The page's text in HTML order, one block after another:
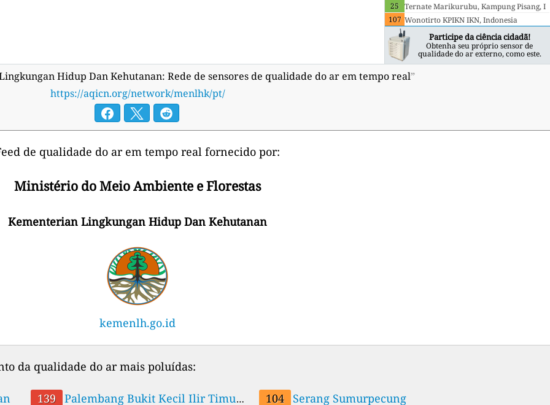
25 Ternate Marikurubu, Kampung Pisang, I
ndonesia
107 Wonotirto KPIKN IKN, Indonesia
Participe da ciência cidadã!
Obtenha seu próprio sensor de
qualidade do ar externo, como este.
Hidup Dan Kehutanan: Rede de sensores de qualidade do ar em tempo real”
https://aqicn.org/network/menlhk/pt/
de qualidade do ar em tempo real fornecido por:
Ministério do Meio Ambiente e Florestas
Kementerian Lingkungan Hidup Dan Kehutanan
kemenlh.go.id
da qualidade do ar mais poluídas:
Kayuringinjaya
139 Palembang Bukit Kecil Ilir Timur 104 Serang Sumurpecung